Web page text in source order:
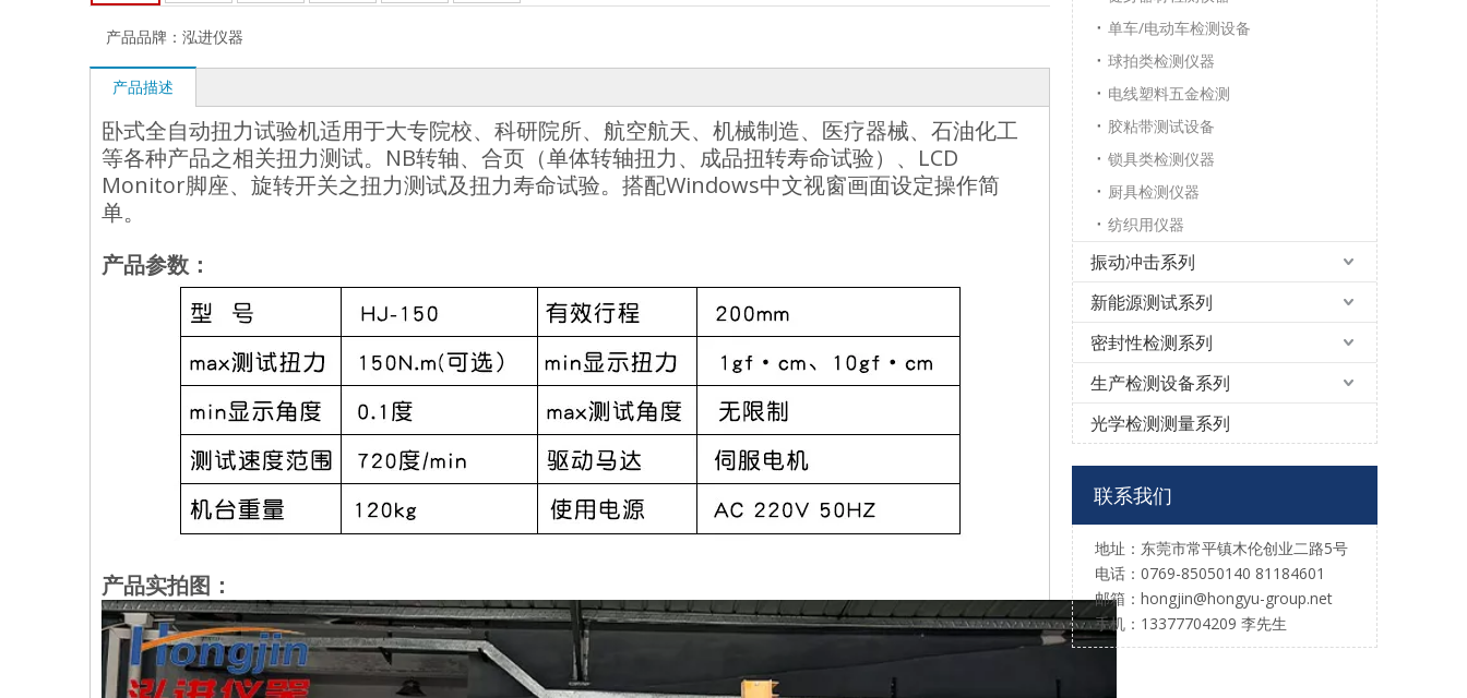
产品品牌： 泓进仪器
产品描述
卧式全自动扭力试验机适用于大专院校、科研院所、航空航天、机械制造、医疗器械、石油化工
等各种产品之相关扭力测试。NB转轴、合页（单体转轴扭力、成品扭转寿命试验）、LCD
Monitor脚座、旋转开关之扭力测试及扭力寿命试验。搭配Windows中文视窗画面设定操作简
单。
产品参数：
产品实拍图：
单车/电动车检测设备
球拍类检测仪器
电线塑料五金检测
胶粘带测试设备
锁具类检测仪器
厨具检测仪器
纺织用仪器
振动冲击系列
新能源测试系列
密封性检测系列
生产检测设备系列
光学检测测量系列
联系我们
地址：东莞市常平镇木伦创业二路5号
电话：0769-85050140 81184601
邮箱：hongjin@hongyu-group.net
手机：13377704209 李先生